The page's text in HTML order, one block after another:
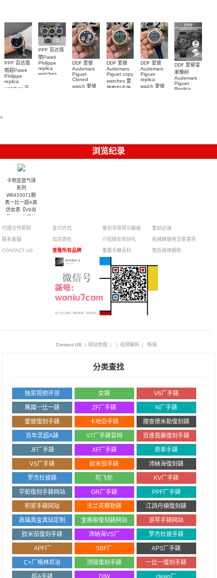
001包金真
钻 腕表
PPF 百达翡
丽超Patek
Philippe
replica
watches 百
PPF 百达翡
丽Patek
Philippe
replica
watches
DDF 爱彼
Audemars
Piguet
Cloned
watch 愛彼
DDF 爱彼
Audemars
Piguet copy
watches 愛
彼復刻手錶
DDF 爱彼
Audemars
Piguet
replica
watch 愛彼
DDF 爱彼皇
家橡树
Audemars
Piguet
Replica
<
浏览纪录
卡地亚蓝气球
系列
W6920071腕
表一比一超A高
仿女表【V6出
品，6K女王神
代理合作原则
联系客服
CONTACT US
支付方式
出货质检
查看所有品牌
復刻市场常识解秘
介绍朋友有好礼
重要手錶百科
售前必读
机械錶使用注意事项
售后维修细则
Contact US | 网站地图 | | 视频解析 | 新闻
分类查找
独家视频评测 女錶 V6厂手錶
萬國一比一錶 ZF厂手錶 N厂手錶
愛彼復刻手錶 卡地亞手錶 理查德米勒復刻錶
百年灵超A錶 V7厂手錶官网 百達翡麗復刻手錶
JF厂手錶 XF厂手錶 原单手錶
VS厂手錶 欧米茄手錶 沛納海復刻錶
罗杰杜彼錶 陀飞轮 KV厂手錶
宇舶復刻手錶网站 GR厂手錶 PPF厂手錶
积家手錶网站 法兰克穆勒錶 江詩丹頓復刻錶
高端真金真钻定制 宝格丽復刻錶网站 浪琴手錶网站
欧米茄復刻手錶 沛納海VS厂 罗杰杜彼手錶
APF厂 SBF厂 APS厂手錶
C+厂格林尼治 顶级復刻手錶 一比一復刻手錶